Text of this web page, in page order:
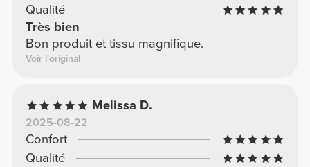
Qualité
Très bien
Bon produit et tissu magnifique.
Voir l'original
Melissa D.
2025-08-22
Confort
Qualité